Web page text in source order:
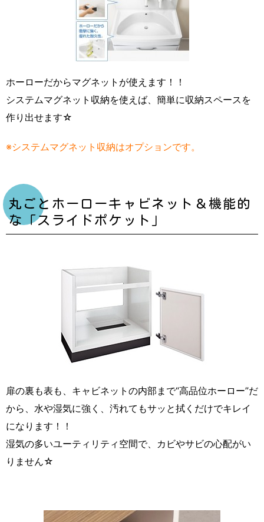
ホーローだからマグネットが使えます！！
システムマグネット収納を使えば、簡単に収納スペースを
作り出せます☆
※システムマグネット収納はオプションです。
丸ごとホーローキャビネット＆機能的
な「スライドポケット」
扉の裏も表も、キャビネットの内部まで“高品位ホーロー”だ
から、水や湿気に強く、汚れてもサッと拭くだけでキレイ
になります！！
湿気の多いユーティリティ空間で、カビやサビの心配がい
りません☆